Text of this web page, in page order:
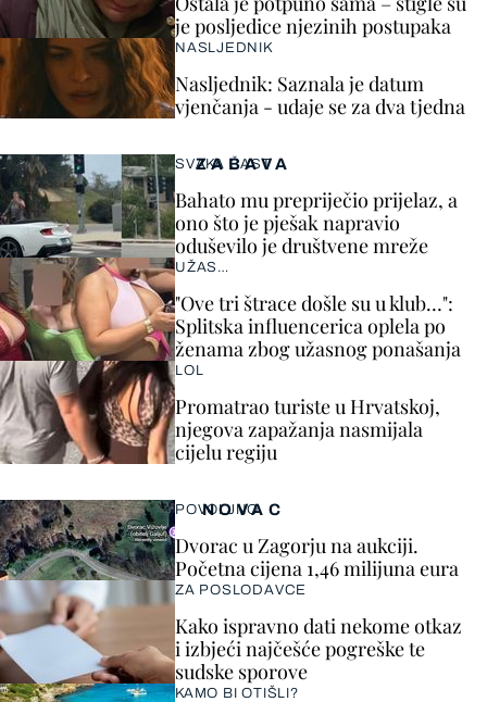
ZABAVA
SVAKA ČAST
Bahato mu prepriječio prijelaz, a
ono što je pješak napravio
oduševilo je društvene mreže
UŽAS…
"Ove tri štrace došle su u klub…":
Splitska influencerica oplela po
ženama zbog užasnog ponašanja
LOL
Promatrao turiste u Hrvatskoj,
njegova zapažanja nasmijala
cijelu regiju
je posljedice njezinih postupaka
NASLJEDNIK
Nasljednik: Saznala je datum
vjenčanja - udaje se za dva tjedna
NOVAC
POVOLJNO
Dvorac u Zagorju na aukciji.
Početna cijena 1,46 milijuna eura
ZA POSLODAVCE
Kako ispravno dati nekome otkaz
i izbjeći najčešće pogreške te
sudske sporove
KAMO BI OTIŠLI?